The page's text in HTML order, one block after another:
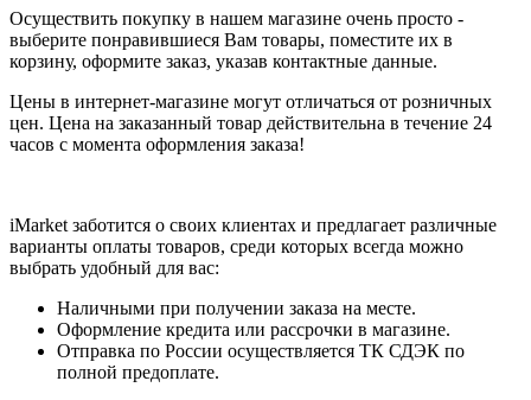
Осуществить покупку в нашем магазине очень просто -
выберите понравившиеся Вам товары, поместите их в
корзину, оформите заказ, указав контактные данные.
Цены в интернет-магазине могут отличаться от розничных
цен. Цена на заказанный товар действительна в течение 24
часов с момента оформления заказа!
iMarket заботится о своих клиентах и предлагает различные
варианты оплаты товаров, среди которых всегда можно
выбрать удобный для вас:
Наличными при получении заказа на месте.
Оформление кредита или рассрочки в магазине.
Отправка по России осуществляется ТК СДЭК по
полной предоплате.